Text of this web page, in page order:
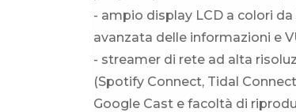
- ampio display LCD a colori
avanzata delle informazioni e
- streamer di rete ad alta
(Spotify Connect, Tidal
Google Cast e facoltà di